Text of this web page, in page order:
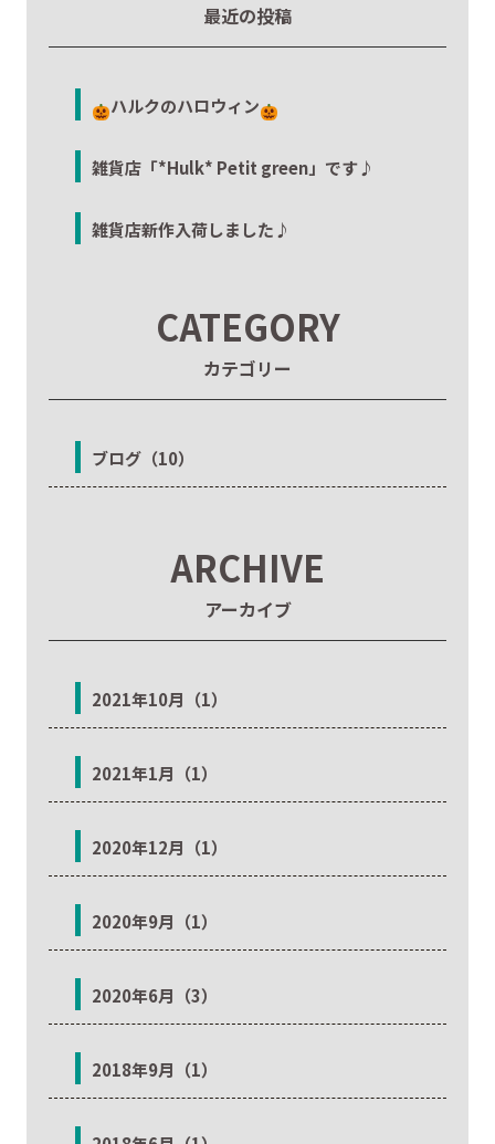
最近の投稿
ハルクのハロウィン
雑貨店「*Hulk* Petit green」です♪
雑貨店新作入荷しました♪
CATEGORY
カテゴリー
ブログ（10）
ARCHIVE
アーカイブ
2021年10月（1）
2021年1月（1）
2020年12月（1）
2020年9月（1）
2020年6月（3）
2018年9月（1）